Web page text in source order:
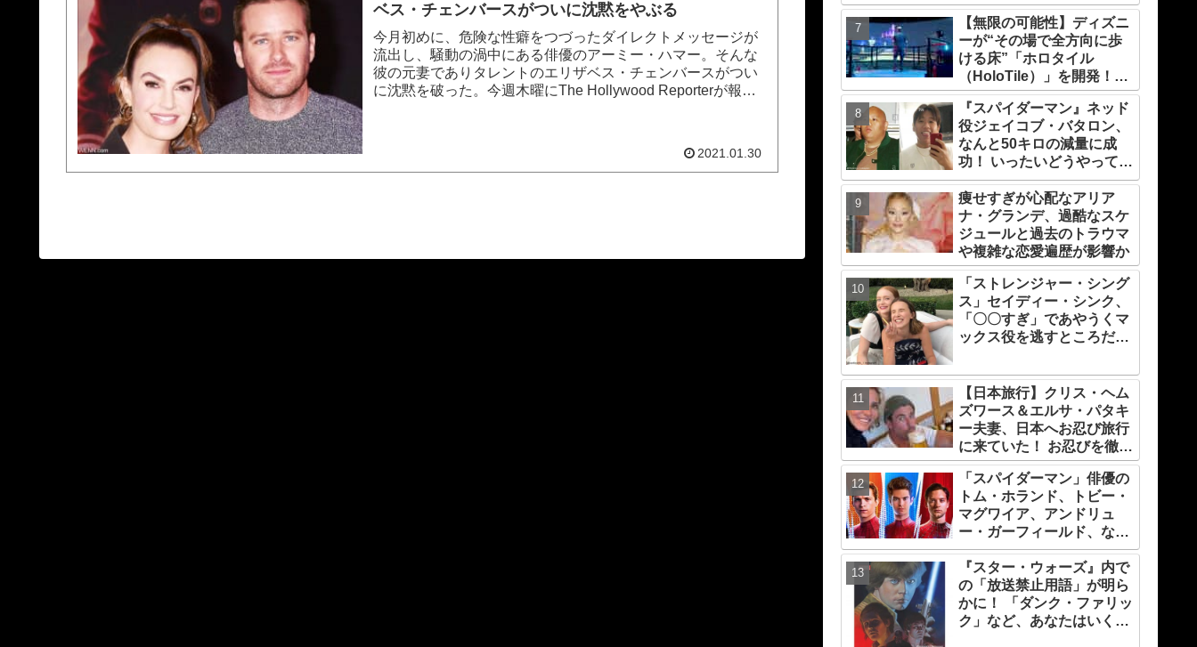
ベス・チェンバースがついに沈黙をやぶる
今月初めに、危険な性癖をつづったダイレクトメッセージが
流出し、騒動の渦中にある俳優のアーミー・ハマー。そんな
彼の元妻でありタレントのエリザベス・チェンバースがつい
に沈黙を破った。今週木曜にThe Hollywood Reporterが報じ
2021.01.30
マ・ストーンのオーラと怪
演、そして緻密すぎる演技
力！ これは女性の“自由意
志”の物語［レビュー＆解
説］
【無限の可能性】ディズニ
ーが“その場で全方向に歩
ける床”「ホロタイル
（HoloTile）」を開発！
VR空間を自在に動けるよ
うに【『レディプレ』実現
への大きな一歩？】
『スパイダーマン』ネッド
役ジェイコブ・バタロン、
なんと50キロの減量に成
功！ いったいどうやって？
彼が取り組んだ運動メニュ
ーや食事療法が明らかに
痩せすぎが心配なアリア
ナ・グランデ、過酷なスケ
ジュールと過去のトラウマ
や複雑な恋愛遍歴が影響か
「ストレンジャー・シング
ス」セイディー・シンク、
「〇〇すぎ」であやうくマ
ックス役を逃すところだっ
変えたものとは？
【日本旅行】クリス・ヘム
ズワース＆エルサ・パタキ
ー夫妻、日本へお忍び旅行
に来ていた！ お忍びを徹底
する理由については「（家
族の）写真を撮られるとキ
レそうになる」からという
過去の発言も
「スパイダーマン」俳優の
トム・ホランド、トビー・
マグワイア、アンドリュ
ー・ガーフィールド、なん
とグループチャットを持っ
ていることが明らかに！ 彼
らが話している内容と
は・・？
『スター・ウォーズ』内で
の「放送禁止用語」が明ら
かに！ 「ダンク・ファリッ
ク」など、あなたはいくつ